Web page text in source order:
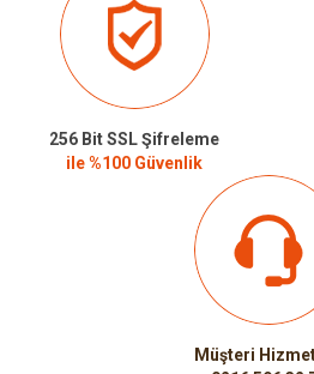
256 Bit SSL Şifreleme
ile %100 Güvenlik
Müşteri